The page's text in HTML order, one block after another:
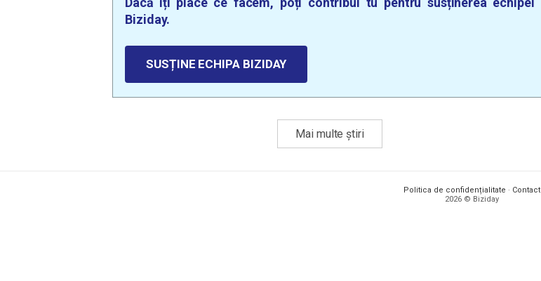
Biziday.
SUSȚINE ECHIPA BIZIDAY
Mai multe știri
Politica de confidențialitate · Contact
2026 © Biziday